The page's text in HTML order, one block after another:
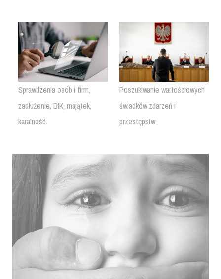
Sprawdzenia osób i firm,
zadłużenie, BIK, majątek,
karalność.
Poszukiwanie wartościowych
świadków zdarzeń i
przestępstw